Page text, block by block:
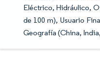
Eléctrico, Hidráulico,
de 100 m), Usuario
Geografía (China,